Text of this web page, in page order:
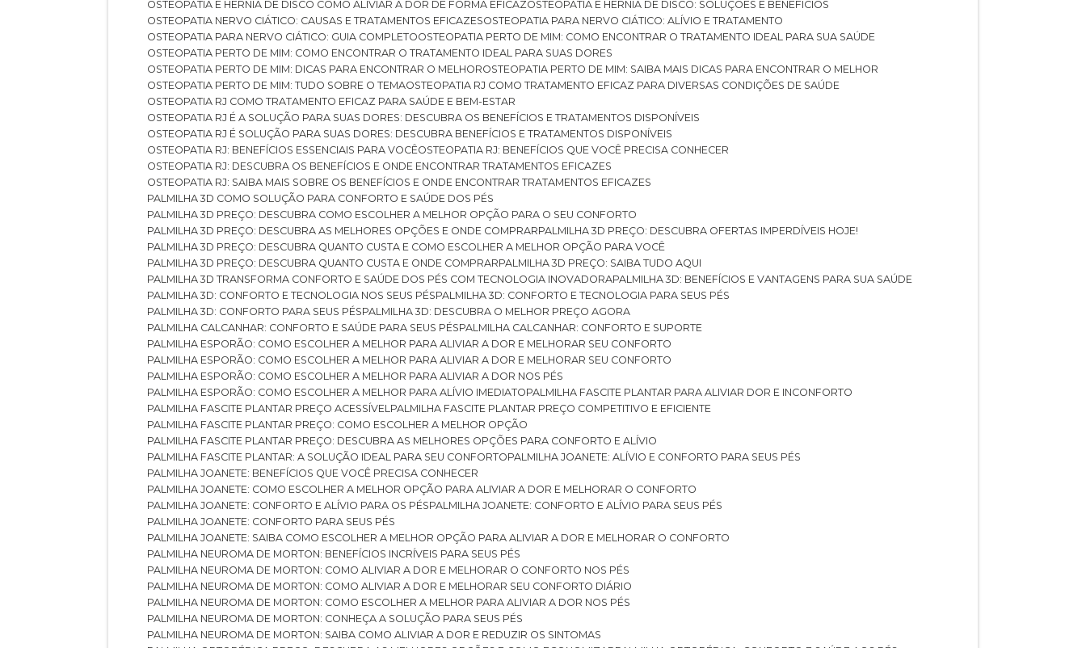
OSTEOPATIA E HÉRNIA DE DISCO COMO ALIVIAR A DOR DE FORMA EFICAZ
OSTEOPATIA E HÉRNIA DE DISCO: SOLUÇÕES E BENEFÍCIOS
OSTEOPATIA NERVO CIÁTICO: CAUSAS E TRATAMENTOS EFICAZES
OSTEOPATIA PARA NERVO CIÁTICO: ALÍVIO E TRATAMENTO
OSTEOPATIA PARA NERVO CIÁTICO: GUIA COMPLETO
OSTEOPATIA PERTO DE MIM: COMO ENCONTRAR O TRATAMENTO IDEAL PARA SUA SAÚDE
OSTEOPATIA PERTO DE MIM: COMO ENCONTRAR O TRATAMENTO IDEAL PARA SUAS DORES
OSTEOPATIA PERTO DE MIM: DICAS PARA ENCONTRAR O MELHOR
OSTEOPATIA PERTO DE MIM: SAIBA MAIS DICAS PARA ENCONTRAR O MELHOR
OSTEOPATIA PERTO DE MIM: TUDO SOBRE O TEMA
OSTEOPATIA RJ COMO TRATAMENTO EFICAZ PARA DIVERSAS CONDIÇÕES DE SAÚDE
OSTEOPATIA RJ COMO TRATAMENTO EFICAZ PARA SAÚDE E BEM-ESTAR
OSTEOPATIA RJ É A SOLUÇÃO PARA SUAS DORES: DESCUBRA OS BENEFÍCIOS E TRATAMENTOS DISPONÍVEIS
OSTEOPATIA RJ É SOLUÇÃO PARA SUAS DORES: DESCUBRA BENEFÍCIOS E TRATAMENTOS DISPONÍVEIS
OSTEOPATIA RJ: BENEFÍCIOS ESSENCIAIS PARA VOCÊ
OSTEOPATIA RJ: BENEFÍCIOS QUE VOCÊ PRECISA CONHECER
OSTEOPATIA RJ: DESCUBRA OS BENEFÍCIOS E ONDE ENCONTRAR TRATAMENTOS EFICAZES
OSTEOPATIA RJ: SAIBA MAIS SOBRE OS BENEFÍCIOS E ONDE ENCONTRAR TRATAMENTOS EFICAZES
PALMILHA 3D COMO SOLUÇÃO PARA CONFORTO E SAÚDE DOS PÉS
PALMILHA 3D PREÇO: DESCUBRA COMO ESCOLHER A MELHOR OPÇÃO PARA O SEU CONFORTO
PALMILHA 3D PREÇO: DESCUBRA AS MELHORES OPÇÕES E ONDE COMPRAR
PALMILHA 3D PREÇO: DESCUBRA OFERTAS IMPERDÍVEIS HOJE!
PALMILHA 3D PREÇO: DESCUBRA QUANTO CUSTA E COMO ESCOLHER A MELHOR OPÇÃO PARA VOCÊ
PALMILHA 3D PREÇO: DESCUBRA QUANTO CUSTA E ONDE COMPRAR
PALMILHA 3D PREÇO: SAIBA TUDO AQUI
PALMILHA 3D TRANSFORMA CONFORTO E SAÚDE DOS PÉS COM TECNOLOGIA INOVADORA PALMILHA 3D: BENEFÍCIOS E VANTAGENS PARA SUA SAÚDE
PALMILHA 3D: CONFORTO E TECNOLOGIA NOS SEUS PÉS
PALMILHA 3D: CONFORTO E TECNOLOGIA PARA SEUS PÉS
PALMILHA 3D: CONFORTO PARA SEUS PÉS
PALMILHA 3D: DESCUBRA O MELHOR PREÇO AGORA
PALMILHA CALCANHAR: CONFORTO E SAÚDE PARA SEUS PÉS
PALMILHA CALCANHAR: CONFORTO E SUPORTE
PALMILHA ESPORÃO: COMO ESCOLHER A MELHOR PARA ALIVIAR A DOR E MELHORAR SEU CONFORTO
PALMILHA ESPORÃO: COMO ESCOLHER A MELHOR PARA ALIVIAR A DOR E MELHORAR SEU CONFORTO
PALMILHA ESPORÃO: COMO ESCOLHER A MELHOR PARA ALIVIAR A DOR NOS PÉS
PALMILHA ESPORÃO: COMO ESCOLHER A MELHOR PARA ALÍVIO IMEDIATO
PALMILHA FASCITE PLANTAR PARA ALIVIAR DOR E INCONFORTO
PALMILHA FASCITE PLANTAR PREÇO ACESSÍVEL PALMILHA FASCITE PLANTAR PREÇO COMPETITIVO E EFICIENTE
PALMILHA FASCITE PLANTAR PREÇO: COMO ESCOLHER A MELHOR OPÇÃO
PALMILHA FASCITE PLANTAR PREÇO: DESCUBRA AS MELHORES OPÇÕES PARA CONFORTO E ALÍVIO
PALMILHA FASCITE PLANTAR: A SOLUÇÃO IDEAL PARA SEU CONFORTO
PALMILHA JOANETE: ALÍVIO E CONFORTO PARA SEUS PÉS
PALMILHA JOANETE: BENEFÍCIOS QUE VOCÊ PRECISA CONHECER
PALMILHA JOANETE: COMO ESCOLHER A MELHOR OPÇÃO PARA ALIVIAR A DOR E MELHORAR O CONFORTO
PALMILHA JOANETE: CONFORTO E ALÍVIO PARA OS PÉS
PALMILHA JOANETE: CONFORTO E ALÍVIO PARA SEUS PÉS
PALMILHA JOANETE: CONFORTO PARA SEUS PÉS
PALMILHA JOANETE: SAIBA COMO ESCOLHER A MELHOR OPÇÃO PARA ALIVIAR A DOR E MELHORAR O CONFORTO
PALMILHA NEUROMA DE MORTON: BENEFÍCIOS INCRÍVEIS PARA SEUS PÉS
PALMILHA NEUROMA DE MORTON: COMO ALIVIAR A DOR E MELHORAR O CONFORTO NOS PÉS
PALMILHA NEUROMA DE MORTON: COMO ALIVIAR A DOR E MELHORAR SEU CONFORTO DIÁRIO
PALMILHA NEUROMA DE MORTON: COMO ESCOLHER A MELHOR PARA ALIVIAR A DOR NOS PÉS
PALMILHA NEUROMA DE MORTON: CONHEÇA A SOLUÇÃO PARA SEUS PÉS
PALMILHA NEUROMA DE MORTON: SAIBA COMO ALIVIAR A DOR E REDUZIR OS SINTOMAS